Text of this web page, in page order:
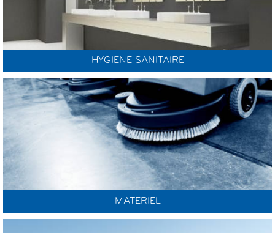
HYGIENE SANITAIRE
MATERIEL